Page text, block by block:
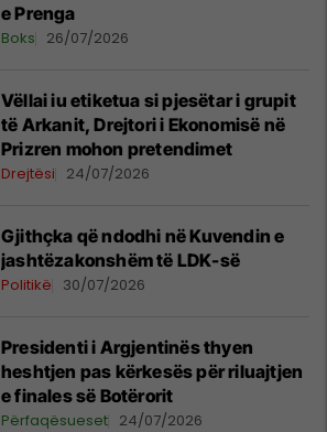
e Prenga
Boks 26/07/2026
Vëllai iu etiketua si pjesëtar i grupit
të Arkanit, Drejtori i Ekonomisë në
Prizren mohon pretendimet
Drejtësi 24/07/2026
Gjithçka që ndodhi në Kuvendin e
jashtëzakonshëm të LDK-së
Politikë 30/07/2026
Presidenti i Argjentinës thyen
heshtjen pas kërkesës për riluajtjen
e finales së Botërorit
Përfaqësueset 24/07/2026